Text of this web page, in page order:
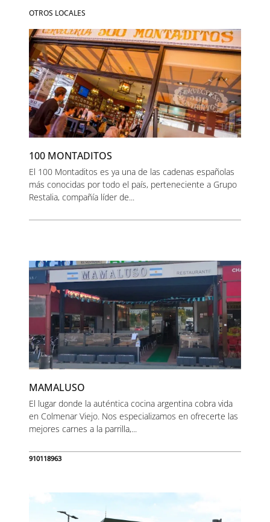
OTROS LOCALES
100 MONTADITOS
El 100 Montaditos es ya una de las cadenas españolas
más conocidas por todo el país, perteneciente a Grupo
Restalia, compañía líder de...
MAMALUSO
El lugar donde la auténtica cocina argentina cobra vida
en Colmenar Viejo. Nos especializamos en ofrecerte las
mejores carnes a la parrilla,...
910118963